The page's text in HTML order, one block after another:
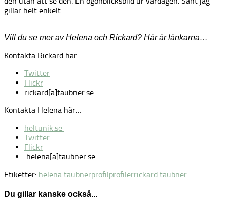
gillar helt enkelt.
Vill du se mer av Helena och Rickard? Här är länkarna…
Kontakta Rickard här…
Twitter
Flickr
rickard[a]taubner.se
Kontakta Helena här…
heltunik.se
Twitter
Flickr
helena[a]taubner.se
Etiketter: helena taubnerprofilprofilerrickard taubner
Du gillar kanske också...